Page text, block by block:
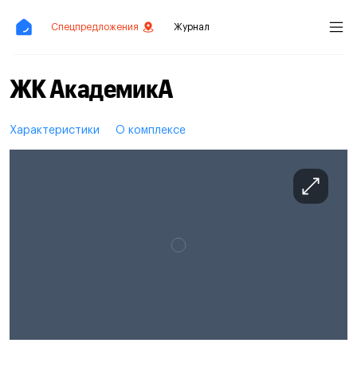
Спецпредложения Журнал
ЖК АкадемикА
Характеристики О комплексе